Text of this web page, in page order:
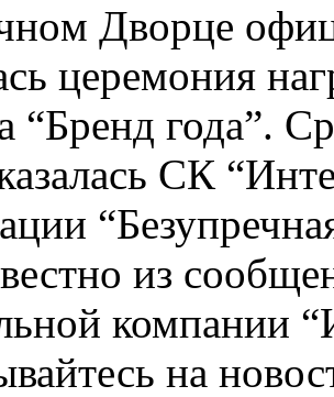
Двoрцe
церемония
“Бренд года”.
СК
из
компании
на